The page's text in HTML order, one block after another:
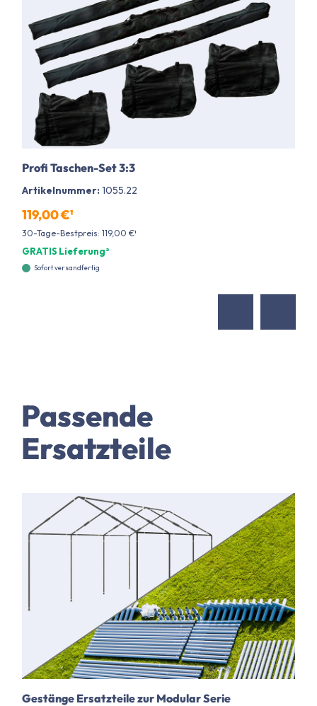
Profi Taschen-Set 3:3
Artikelnummer:1055.22
119,00 €¹
30-Tage-Bestpreis: 119,00 €¹
GRATIS Lieferung²
Sofort versandfertig
Passende
Ersatzteile
Gestänge Ersatzteile zur Modular Serie